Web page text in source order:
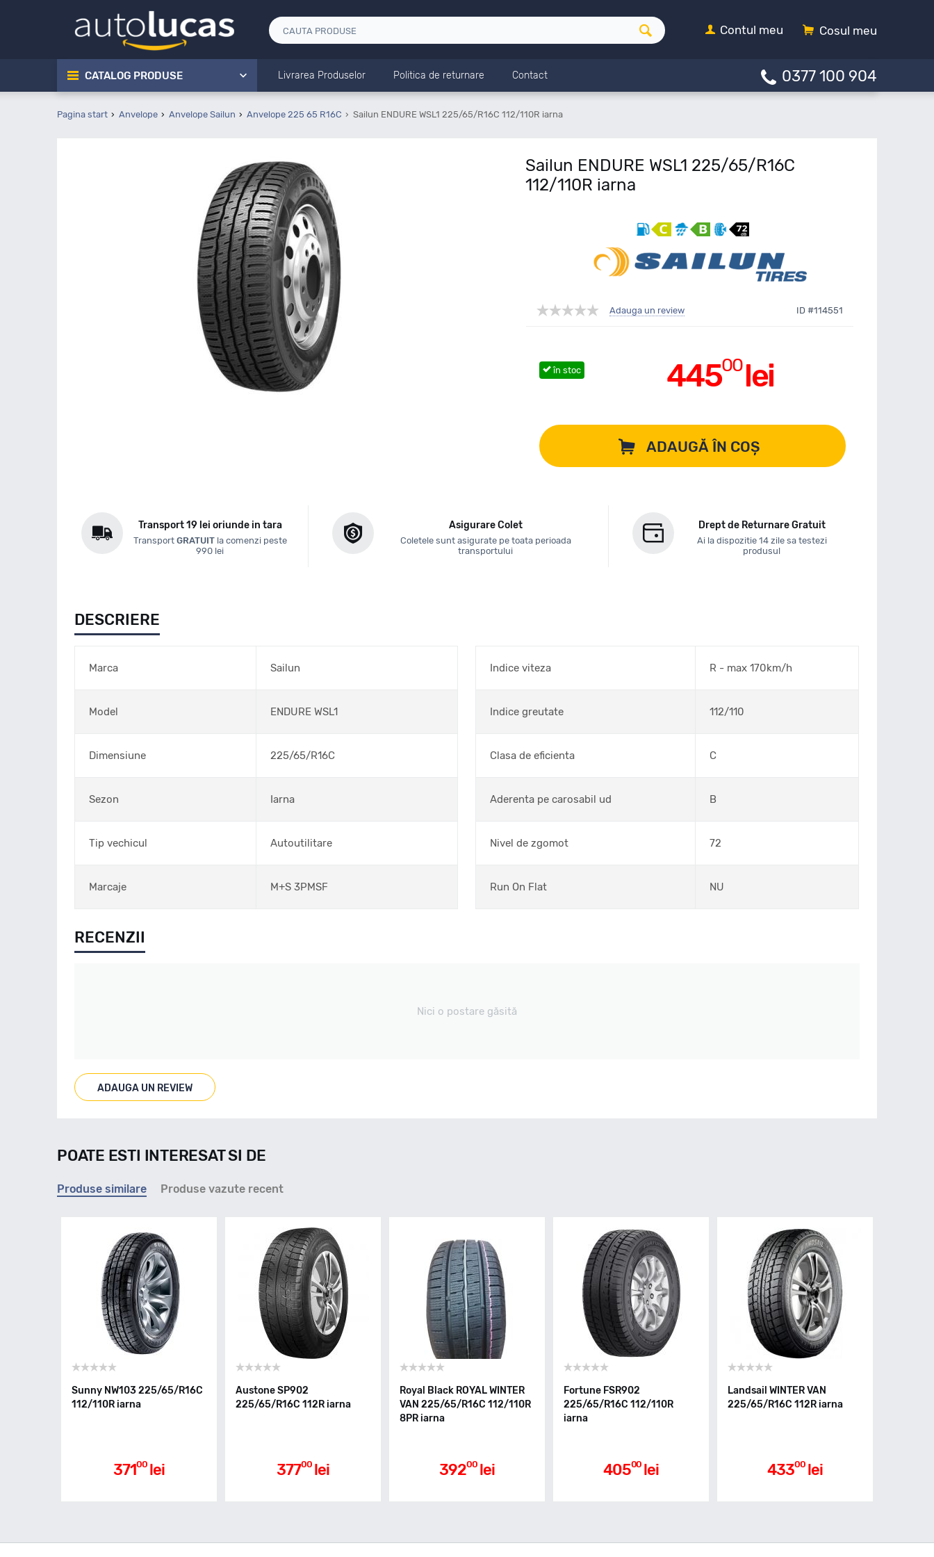
Cosul meu
Contul meu
CATALOG PRODUSE Livrarea Produselor Politica de returnare Contact 0377 100 904
Pagina start Anvelope Anvelope Sailun Anvelope 225 65 R16C Sailun ENDURE WSL1 225/65/R16C 112/110R iarna
Sailun ENDURE WSL1 225/65/R16C
112/110R iarna
Adauga un review ID #114551
44500lei
în stoc
ADAUGĂ ÎN COȘ
Transport 19 lei oriunde in tara
Transport GRATUITla comenzi peste
990 lei
Asigurare Colet
Coletele sunt asigurate pe toata perioada
transportului
Drept de Returnare Gratuit
Ai la dispozitie 14 zile sa testezi
produsul
DESCRIERE
Marca Sailun
Model ENDURE WSL1
Dimensiune 225/65/R16C
Sezon Iarna
Tip vechicul Autoutilitare
Marcaje M+S 3PMSF
Indice viteza R - max 170km/h
Indice greutate 112/110
Clasa de eficienta C
Aderenta pe carosabil ud B
Nivel de zgomot 72
Run On Flat NU
RECENZII
Nici o postare găsită
ADAUGA UN REVIEW
POATE ESTI INTERESAT SI DE
Produse similare Produse vazute recent
Sunny NW103 225/65/R16C
112/110R iarna
37100 lei
Austone SP902
225/65/R16C 112R iarna
37700 lei
Royal Black ROYAL WINTER
VAN 225/65/R16C 112/110R
8PR iarna
39200 lei
Fortune FSR902
225/65/R16C 112/110R
iarna
40500 lei
Landsail WINTER VAN
225/65/R16C 112R iarna
43300 lei